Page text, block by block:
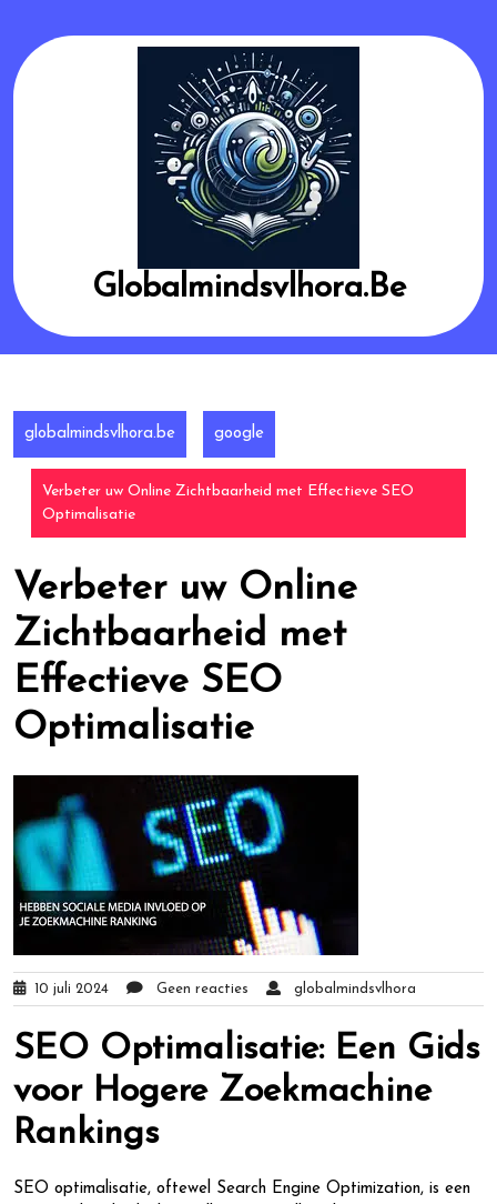
content
Globalmindsvlhora.be
globalmindsvlhora.be google
Verbeter uw Online Zichtbaarheid met Effectieve SEO
Optimalisatie
Verbeter uw Online
Zichtbaarheid met
Effectieve SEO
Optimalisatie
10 juli 2024 Geen reacties globalmindsvlhora
SEO Optimalisatie: Een Gids
voor Hogere Zoekmachine
Rankings
SEO optimalisatie, oftewel Search Engine Optimization, is een